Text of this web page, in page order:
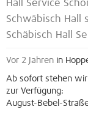
Hall Service
Schwäbisch Hall
Schäbisch Hall
Vor 2 Jahren in
Ab sofort stehen
zur Verfügung:
August-Bebel-